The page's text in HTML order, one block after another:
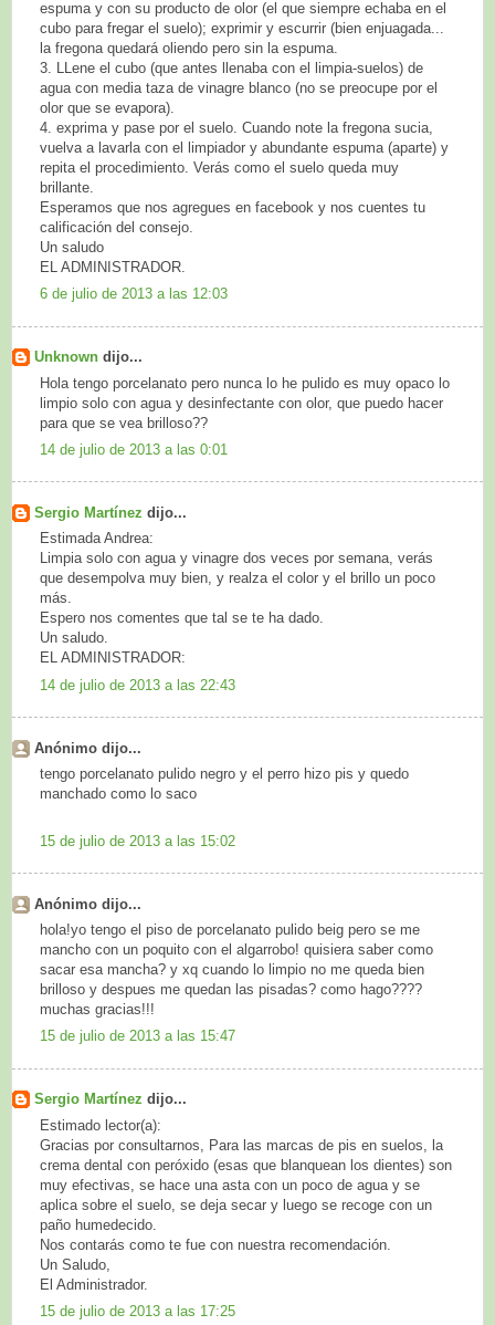
espuma y con su producto de olor (el que siempre echaba en el
cubo para fregar el suelo); exprimir y escurrir (bien enjuagada...
la fregona quedará oliendo pero sin la espuma.
3. LLene el cubo (que antes llenaba con el limpia-suelos) de
agua con media taza de vinagre blanco (no se preocupe por el
olor que se evapora).
4. exprima y pase por el suelo. Cuando note la fregona sucia,
vuelva a lavarla con el limpiador y abundante espuma (aparte) y
repita el procedimiento. Verás como el suelo queda muy
brillante.
Esperamos que nos agregues en facebook y nos cuentes tu
calificación del consejo.
Un saludo
EL ADMINISTRADOR.
6 de julio de 2013 a las 12:03
Unknown dijo...
Hola tengo porcelanato pero nunca lo he pulido es muy opaco lo
limpio solo con agua y desinfectante con olor, que puedo hacer
para que se vea brilloso??
14 de julio de 2013 a las 0:01
Sergio Martínez dijo...
Estimada Andrea:
Limpia solo con agua y vinagre dos veces por semana, verás
que desempolva muy bien, y realza el color y el brillo un poco
más.
Espero nos comentes que tal se te ha dado.
Un saludo.
EL ADMINISTRADOR:
14 de julio de 2013 a las 22:43
Anónimo dijo...
tengo porcelanato pulido negro y el perro hizo pis y quedo
manchado como lo saco
15 de julio de 2013 a las 15:02
Anónimo dijo...
hola!yo tengo el piso de porcelanato pulido beig pero se me
mancho con un poquito con el algarrobo! quisiera saber como
sacar esa mancha? y xq cuando lo limpio no me queda bien
brilloso y despues me quedan las pisadas? como hago????
muchas gracias!!!
15 de julio de 2013 a las 15:47
Sergio Martínez dijo...
Estimado lector(a):
Gracias por consultarnos, Para las marcas de pis en suelos, la
crema dental con peróxido (esas que blanquean los dientes) son
muy efectivas, se hace una asta con un poco de agua y se
aplica sobre el suelo, se deja secar y luego se recoge con un
paño humedecido.
Nos contarás como te fue con nuestra recomendación.
Un Saludo,
El Administrador.
15 de julio de 2013 a las 17:25